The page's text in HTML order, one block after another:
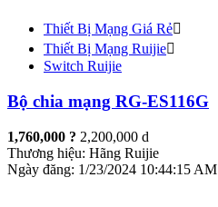
Thiết Bị Mạng Giá Rẻ
Thiết Bị Mạng Ruijie
Switch Ruijie
Bộ chia mạng RG-ES116G
1,760,000 ? 2,200,000 d
Thương hiệu: Hãng Ruijie
Ngày đăng: 1/23/2024 10:44:15 AM